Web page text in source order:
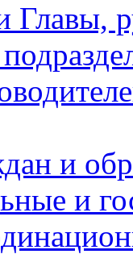
Главы,
и
и